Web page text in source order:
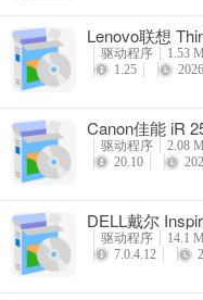
Lenovo联想
笔记本BIOS
驱动程序
1.53
1.25
Canon佳能 iR
驱动程序
2.08
20.10
DELL戴尔
驱动程序
14.1
7.0.4.12